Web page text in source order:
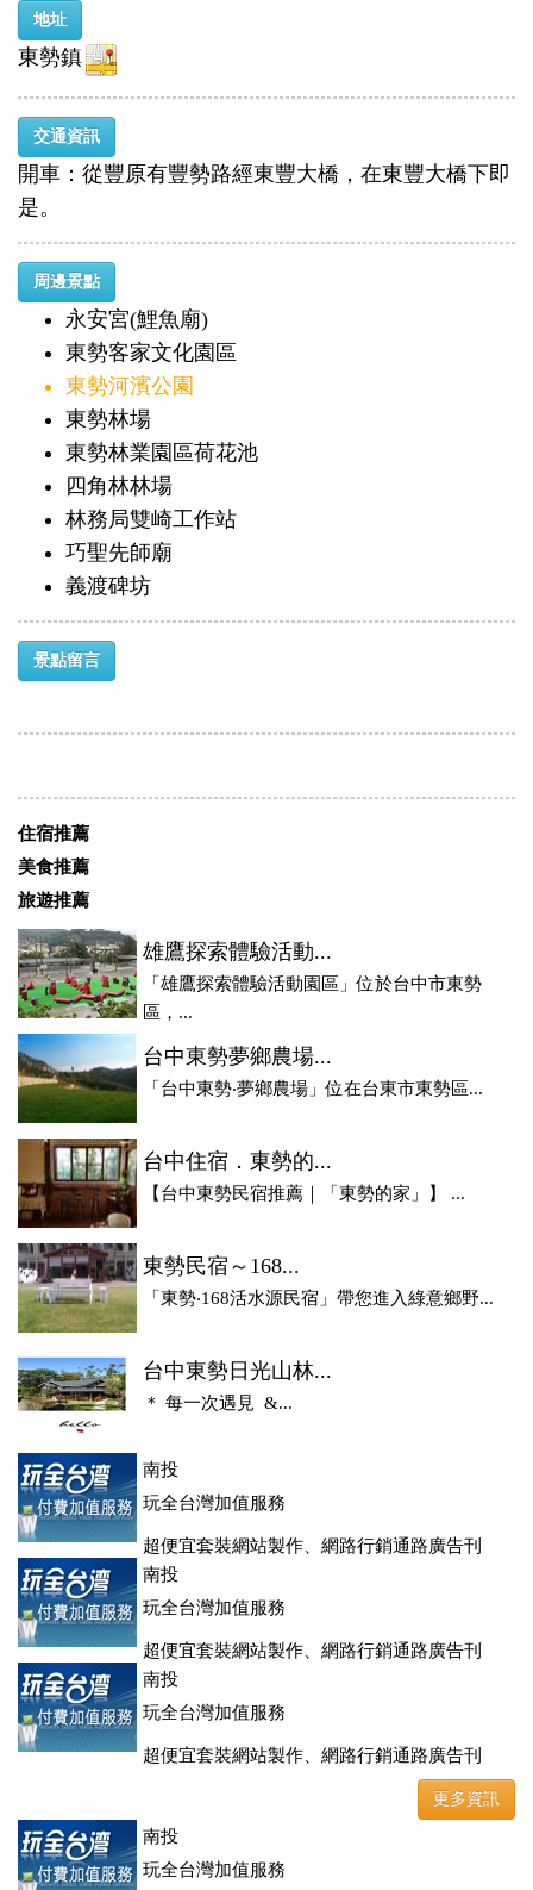
地址
東勢鎮
交通資訊
開車：從豐原有豐勢路經東豐大橋，在東豐大橋下即
是。
周邊景點
永安宮(鯉魚廟)
東勢客家文化園區
東勢河濱公園
東勢林場
東勢林業園區荷花池
四角林林場
林務局雙崎工作站
巧聖先師廟
義渡碑坊
景點留言
住宿推薦
美食推薦
旅遊推薦
雄鷹探索體驗活動...
「雄鷹探索體驗活動園區」位於台中市東勢
區，...
台中東勢夢鄉農場...
「台中東勢‧夢鄉農場」位在台東市東勢區...
台中住宿．東勢的...
【台中東勢民宿推薦｜「東勢的家」】 ...
東勢民宿～168...
「東勢‧168活水源民宿」帶您進入綠意鄉野...
台中東勢日光山林...
＊ 每一次遇見 &...
南投
玩全台灣加值服務
超便宜套裝網站製作、網路行銷通路廣告刊
登、訂房系統、客房委託旅行社銷售，全面優惠中....
南投
玩全台灣加值服務
超便宜套裝網站製作、網路行銷通路廣告刊
登、訂房系統、客房委託旅行社銷售，全面優惠中....
南投
玩全台灣加值服務
超便宜套裝網站製作、網路行銷通路廣告刊
登、訂房系統、客房委託旅行社銷售，全面優惠中....
更多資訊
南投
玩全台灣加值服務